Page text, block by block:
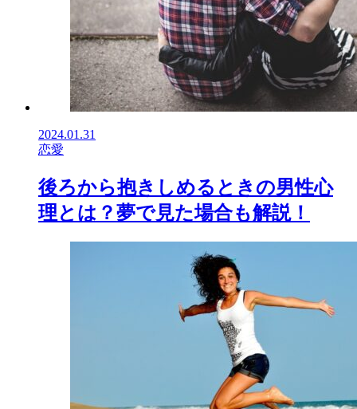
2024.01.31
恋愛
後ろから抱きしめるときの男性心
理とは？夢で見た場合も解説！